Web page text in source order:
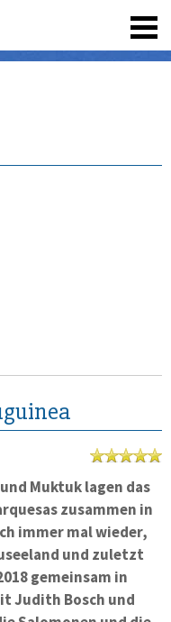
Muktuk lagen das
zusammen in
immer mal wieder,
und zuletzt
gemeinsam in
Judith Bosch und